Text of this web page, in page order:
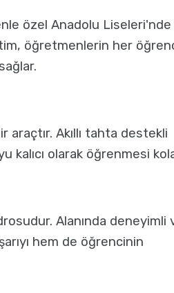
özel Anadolu Liseleri'nde
öğretmenlerin her
araçtır. Akıllı tahta destekli
olarak öğrenmesi
Alanında deneyimli
hem de öğrencinin